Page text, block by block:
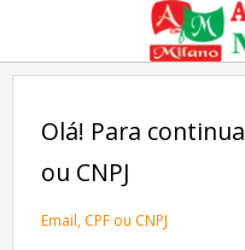
Olá! Para
ou CNPJ
Email, CPF ou CNPJ